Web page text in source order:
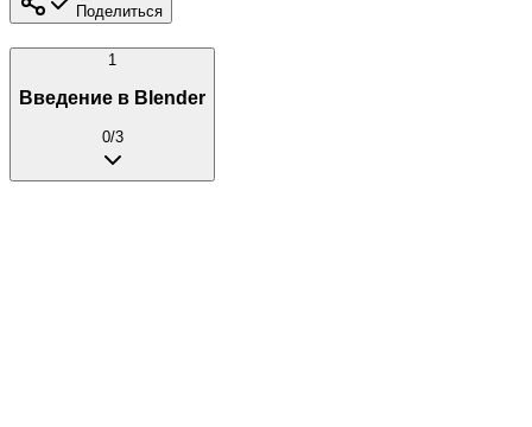
Поделиться
1
Введение в Blender
0/3